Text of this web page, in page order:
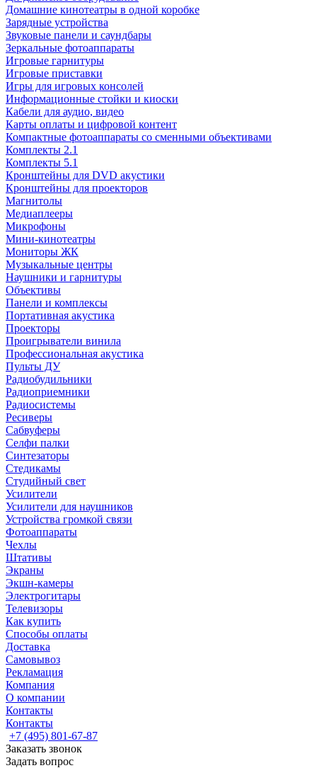
Домашние кинотеатры в одной коробке
Зарядные устройства
Звуковые панели и саундбары
Зеркальные фотоаппараты
Игровые гарнитуры
Игровые приставки
Игры для игровых консолей
Информационные стойки и киоски
Кабели для аудио, видео
Карты оплаты и цифровой контент
Компактные фотоаппараты со сменными объективами
Комплекты 2.1
Комплекты 5.1
Кронштейны для DVD акустики
Кронштейны для проекторов
Магнитолы
Медиаплееры
Микрофоны
Мини-кинотеатры
Мониторы ЖК
Музыкальные центры
Наушники и гарнитуры
Объективы
Панели и комплексы
Портативная акустика
Проекторы
Проигрыватели винила
Профессиональная акустика
Пульты ДУ
Радиобудильники
Радиоприемники
Радиосистемы
Ресиверы
Сабвуферы
Селфи палки
Синтезаторы
Стедикамы
Студийный свет
Усилители
Усилители для наушников
Устройства громкой связи
Фотоаппараты
Чехлы
Штативы
Экраны
Экшн-камеры
Электрогитары
Телевизоры
Как купить
Способы оплаты
Доставка
Самовывоз
Рекламация
Компания
О компании
Контакты
Контакты
+7 (495) 801-67-87
Заказать звонок
Задать вопрос